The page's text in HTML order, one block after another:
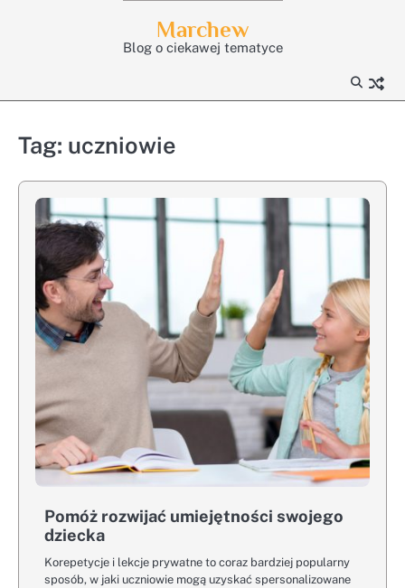
Marchew
Blog o ciekawej tematyce
Tag: uczniowie
Pomóż rozwijać umiejętności swojego
dziecka
Korepetycje i lekcje prywatne to coraz bardziej popularny
sposób, w jaki uczniowie mogą uzyskać spersonalizowane